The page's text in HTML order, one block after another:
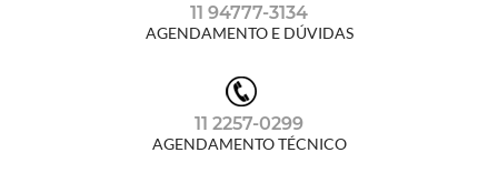
11 94777-3134
AGENDAMENTO E DÚVIDAS
11 2257-0299
AGENDAMENTO TÉCNICO